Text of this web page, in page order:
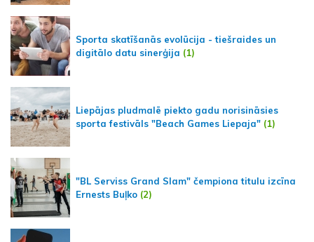
Sporta skatīšanās evolūcija - tiešraides un
digitālo datu sinerģija (1)
Liepājas pludmalē piekto gadu norisināsies
sporta festivāls "Beach Games Liepaja" (1)
"BL Serviss Grand Slam" čempiona titulu izcīna
Ernests Buļko (2)